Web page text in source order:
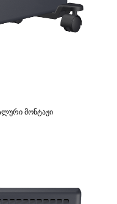
მონტაჟი